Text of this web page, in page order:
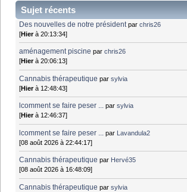
Sujet récents
Des nouvelles de notre président parchris26
[Hierà 20:13:34]
aménagement piscine parchris26
[Hierà 20:06:13]
Cannabis thérapeutique parsylvia
[Hierà 12:48:43]
lcomment se faire peser ... parsylvia
[Hierà 12:46:37]
lcomment se faire peser ... par Lavandula2
[08 août 2026 à 22:44:17]
Cannabis thérapeutique par Hervé35
[08 août 2026 à 16:48:09]
Cannabis thérapeutique parsylvia